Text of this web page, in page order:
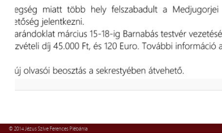
© 2014 Jézus Szíve Ferences Plébánia